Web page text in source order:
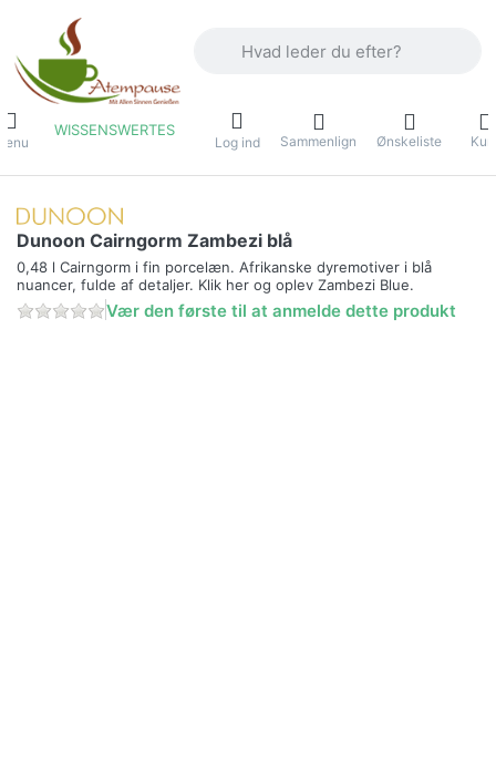
WISSENSWERTES
Log ind Sammenlign Ønskeliste
Dunoon Cairngorm Zambezi blå
0,48 l Cairngorm i fin porcelæn. Afrikanske dyremotiver i blå
nuancer, fulde af detaljer. Klik her og oplev Zambezi Blue.
Vær den første til at anmelde dette produkt